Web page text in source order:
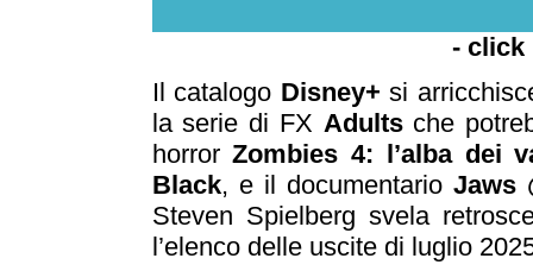
- click
Il catalogo Disney+ si
la serie di FX Adults che
horrorZombies 4: l’alba dei
Black, e il documentarioJaws
Steven Spielberg svela
l’elenco delle uscite di luglio